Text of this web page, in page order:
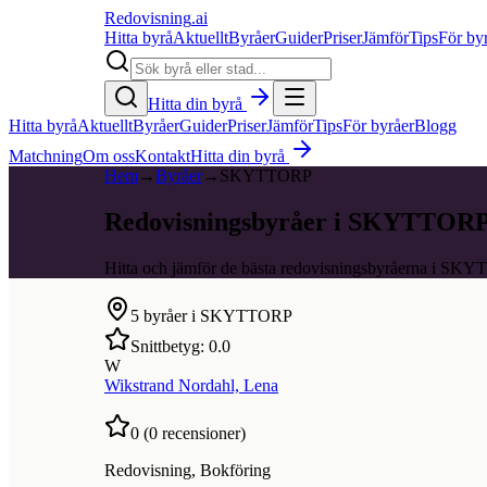
Redovisning.ai
Hitta byråAktuelltByråerGuiderPriserJämförTipsFör
Hitta din byrå
Hitta byråAktuelltByråerGuiderPriserJämförTipsFör byråerBlogg
MatchningOm ossKontaktHitta din byrå
Hem→Byråer→ SKYTTORP
Redovisningsbyråer i
Hitta och jämför de bästa redovisningsbyråerna i
5 byråer i SKYTTORP
Snittbetyg: 0.0
W
Wikstrand Nordahl, Lena
0 (0 recensioner)
Redovisning, Bokföring